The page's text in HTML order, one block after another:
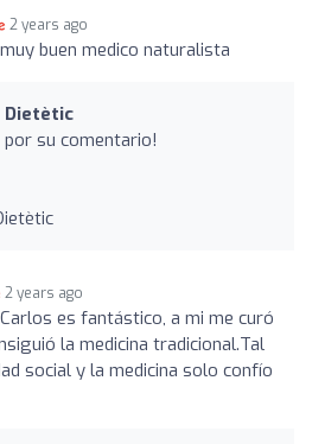
2 years ago
muy buen medico naturalista
Dietètic
su comentario!
2 years ago
Carlos es fantástico, a mi me curó
la medicina tradicional.Tal
social y la medicina solo confío